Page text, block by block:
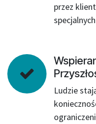
przez
Ludzie